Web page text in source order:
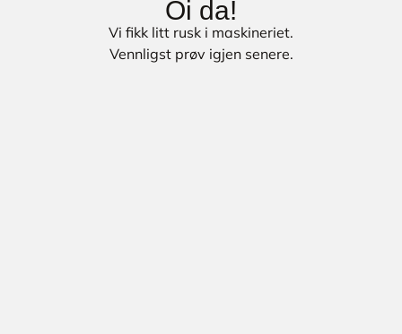
Oi da!
Vi fikk litt rusk i maskineriet.
Vennligst prøv igjen senere.